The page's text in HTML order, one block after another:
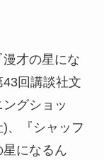
才の星にな
回講談社文
グショッ
、『シャッフ
になるん